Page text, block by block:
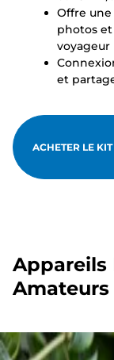
Offre
photos
voyageur
et
ACHETER LE
Appareils
Amateurs